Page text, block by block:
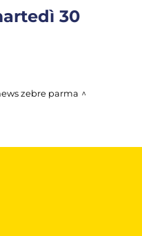
30
zebre parma